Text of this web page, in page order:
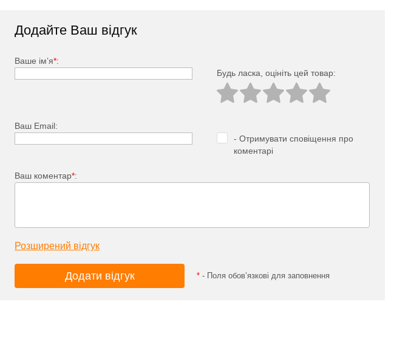
Додайте Ваш відгук
Ваше ім’я*:
Будь ласка, оцініть цей товар:
Ваш Email:
- Отримувати сповіщення про
коментарі
Ваш коментар*:
Розширений відгук
* - Поля обов’язкові для заповнення